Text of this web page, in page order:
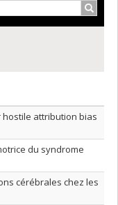
attribution bias
du syndrome
cérébrales chez les